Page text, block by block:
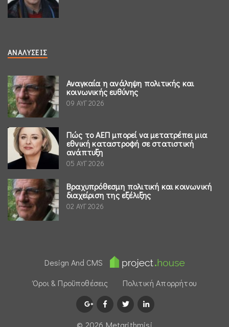
ΑΝΑΛΎΣΕΙΣ
Αναγκαία η ανάληψη πολιτικής και
κοινωνικής ευθύνης
09 ΑΥΓ 2026
Πώς το ΑΕΠ μπορεί να μετατρέπει μια
εθνική καταστροφή σε στατιστική
ανάπτυξη
05 ΑΥΓ 2026
Βραχυπρόθεσμη πολιτική και κοινωνική
διαχείριση της εξέλιξης
02 ΑΥΓ 2026
Design And CMS
Όροι & Προϋποθέσεις
Πολιτική Απορρήτου